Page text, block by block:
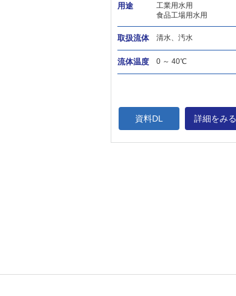
用途
工業用水用
食品工場用水用
取扱流体 清水、汚水
流体温度 0 ～ 40℃
資料DL 詳細をみる